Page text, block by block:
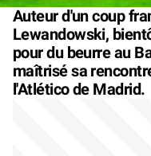
Auteur d'un coup
Lewandowski,
pour du beurre au
maîtrisé sa
l'Atlético de Madrid.